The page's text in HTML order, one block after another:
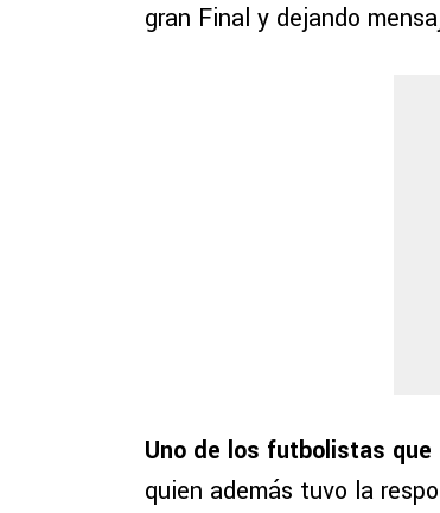
gran Final y dejando
Uno de los futbolistas
quien además tuvo la